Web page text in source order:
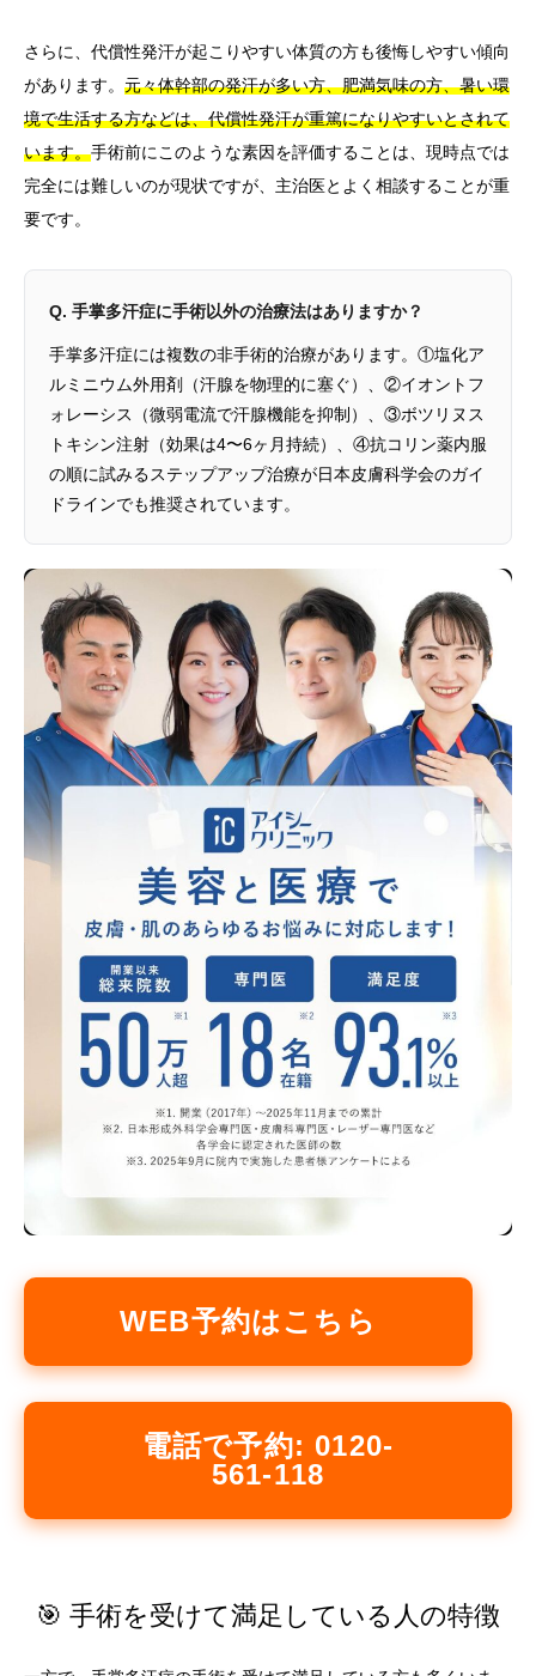
さらに、代償性発汗が起こりやすい体質の方も後悔しやすい傾向
があります。 元々体幹部の発汗が多い方、肥満気味の方、暑い環
境で生活する方などは、代償性発汗が重篤になりやすいとされて
います。手術前にこのような素因を評価することは、現時点では
完全には難しいのが現状ですが、主治医とよく相談することが重
要です。
Q. 手掌多汗症に手術以外の治療法はありますか？
手掌多汗症には複数の非手術的治療があります。①塩化ア
ルミニウム外用剤（汗腺を物理的に塞ぐ）、②イオントフ
ォレーシス（微弱電流で汗腺機能を抑制）、③ボツリヌス
トキシン注射（効果は4〜6ヶ月持続）、④抗コリン薬内服
の順に試みるステップアップ治療が日本皮膚科学会のガイ
ドラインでも推奨されています。
WEB予約はこちら
電話で予約: 0120-
561-118
🎯 手術を受けて満足している人の特徴